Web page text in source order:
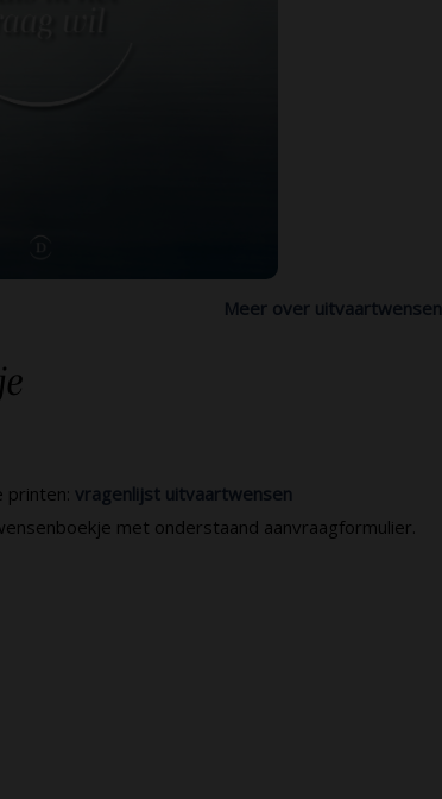
Meer over uitvaartwensen
printen: vragenlijst uitvaartwensen
met onderstaand aanvraagformulier.